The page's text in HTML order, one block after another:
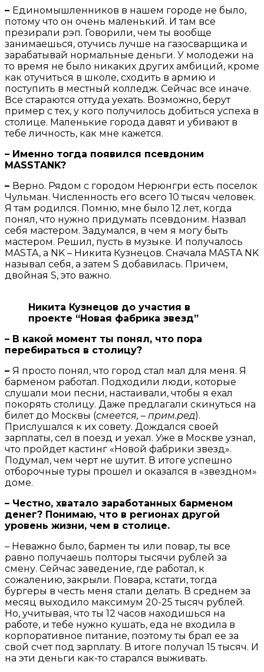
– Единомышленников в нашем городе не было,
потому что он очень маленький. И там все
презирали рэп. Говорили, чем ты вообще
занимаешься, отучись лучше на газосварщика и
зарабатывай нормальные деньги. У молодежи на
то время не было никаких других амбиций, кроме
как отучиться в школе, сходить в армию и
поступить в местный колледж. Сейчас все иначе.
Все стараются оттуда уехать. Возможно, берут
пример с тех, у кого получилось добиться успеха в
столице. Маленькие города давят и убивают в
тебе личность, как мне кажется.
– Именно тогда появился псевдоним
MASSTANK?
– Верно. Рядом с городом Нерюнгри есть поселок
Чульман. Численность его всего 10 тысяч человек.
Я там родился. Помню, мне было 12 лет, когда
понял, что нужно придумать псевдоним. Назвал
себя мастером. Задумался, в чем я могу быть
мастером. Решил, пусть в музыке. И получалось
MASTA, а NK – Никита Кузнецов. Сначала MASTA NK
называл себя, а затем S добавилась. Причем,
двойная S, это важно.
Никита Кузнецов до участия в
проекте “Новая фабрика звезд”
– В какой момент ты понял, что пора
перебираться в столицу?
– Я просто понял, что город стал мал для меня. Я
барменом работал. Подходили люди, которые
слушали мои песни, настаивали, чтобы я ехал
покорять столицу. Даже предлагали скинуться на
билет до Москвы (смеется, – прим.ред).
Прислушался к их совету. Дождался своей
зарплаты, сел в поезд и уехал. Уже в Москве узнал,
что пройдет кастинг «Новой фабрики звезд».
Подумал, чем черт не шутит. В итоге успешно
отборочные туры прошел и оказался в «звездном»
доме.
– Честно, хватало заработанных барменом
денег? Понимаю, что в регионах другой
уровень жизни, чем в столице.
– Неважно было, бармен ты или повар, ты все
равно получаешь полторы тысячи рублей за
смену. Сейчас заведение, где работал, к
сожалению, закрыли. Повара, кстати, тогда
бургеры в честь меня стали делать. В среднем за
месяц выходило максимум 20-25 тысяч рублей.
Но, учитывая, что ты 12 часов находишься на
работе, и тебе нужно кушать, еда не входила в
корпоративное питание, поэтому ты брал ее за
свой счет под зарплату. В итоге получал 15 тысяч. И
на эти деньги как-то старался выживать.